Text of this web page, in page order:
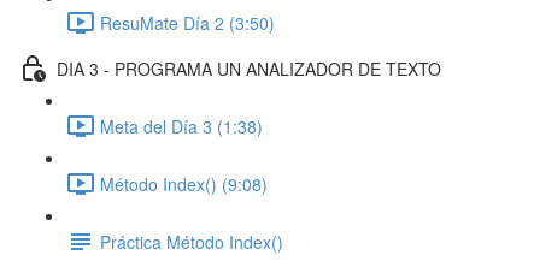
ResuMate Día 2 (3:50)
DIA 3 - PROGRAMA UN ANALIZADOR DE TEXTO
Meta del Día 3 (1:38)
Método Index() (9:08)
Práctica Método Index()